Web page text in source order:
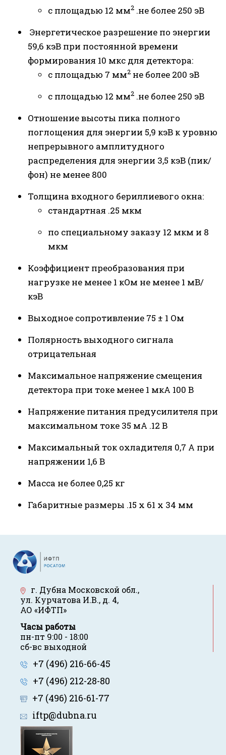
с площадью 12 мм2 .не более 250 эВ
Энергетическое разрешение по энергии
59,6 кэВ при постоянной времени
формирования 10 мкс для детектора:
с площадью 7 мм2 не более 200 эВ
с площадью 12 мм2 .не более 250 эВ
Отношение высоты пика полного
поглощения для энергии 5,9 кэВ к уровню
непрерывного амплитудного
распределения для энергии 3,5 кэВ (пик/
фон) не менее 800
Толщина входного бериллиевого окна:
стандартная .25 мкм
по специальному заказу 12 мкм и 8
мкм
Коэффициент преобразования при
нагрузке не менее 1 кОм не менее 1 мВ/
кэВ
Выходное сопротивление 75 ± 1 Ом
Полярность выходного сигнала
отрицательная
Максимальное напряжение смещения
детектора при токе менее 1 мкА 100 В
Напряжение питания предусилителя при
максимальном токе 35 мА .12 В
Максимальный ток охладителя 0,7 А при
напряжении 1,6 В
Масса не более 0,25 кг
Габаритные размеры .15 х 61 х 34 мм
г. Дубна Московской обл.,
ул. Курчатова И.В., д. 4,
АО «ИФТП»
Часы работы
пн-пт 9:00 - 18:00
сб-вс выходной
+7 (496) 216-66-45
+7 (496) 212-28-80
+7 (496) 216-61-77
iftp@dubna.ru